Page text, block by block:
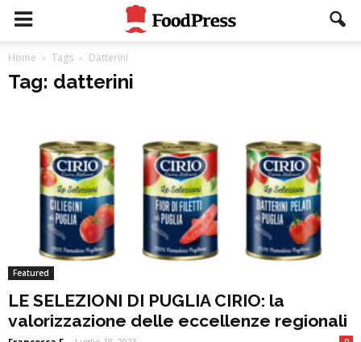
Home Tags Datterini
Tag: datterini
Featured
LE SELEZIONI DI PUGLIA CIRIO: la
valorizzazione delle eccellenze regionali